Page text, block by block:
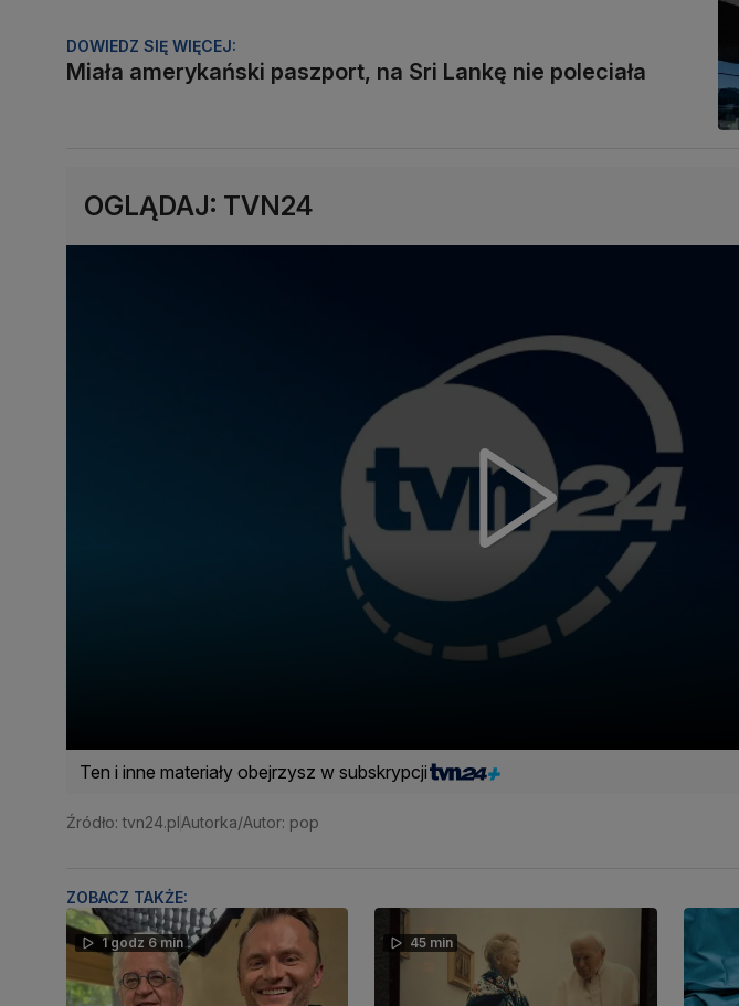
DOWIEDZ SIĘ WIĘCEJ:
Miała amerykański paszport, na Sri Lankę nie poleciała
OGLĄDAJ: TVN24
Ten i inne materiały obejrzysz w subskrypcji
Źródło: tvn24.plAutorka/Autor: pop
ZOBACZ TAKŻE:
1 godz 6 min 45 min